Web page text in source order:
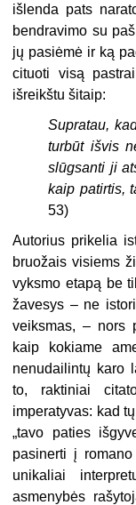
išlenda pats
bendravimo su
jų pasiėmė ir ką
cituoti visą
išreikštu šitaip:
Supratau,
turbūt išvis
slūgsanti ji
kaip patirtis,
53)
Autorius prikelia
bruožais visiems
vyksmo etapą be
žavesys – ne
veiksmas, – nors
kaip kokiame
nenudailintų karo
to, raktiniai
imperatyvas: kad
„tavo paties
pasinerti į
unikaliai
asmenybės